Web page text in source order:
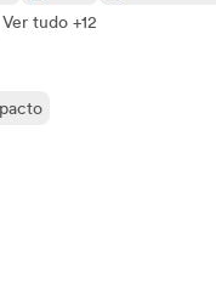
Ver tudo +12